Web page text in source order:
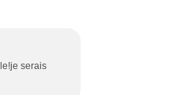
serais